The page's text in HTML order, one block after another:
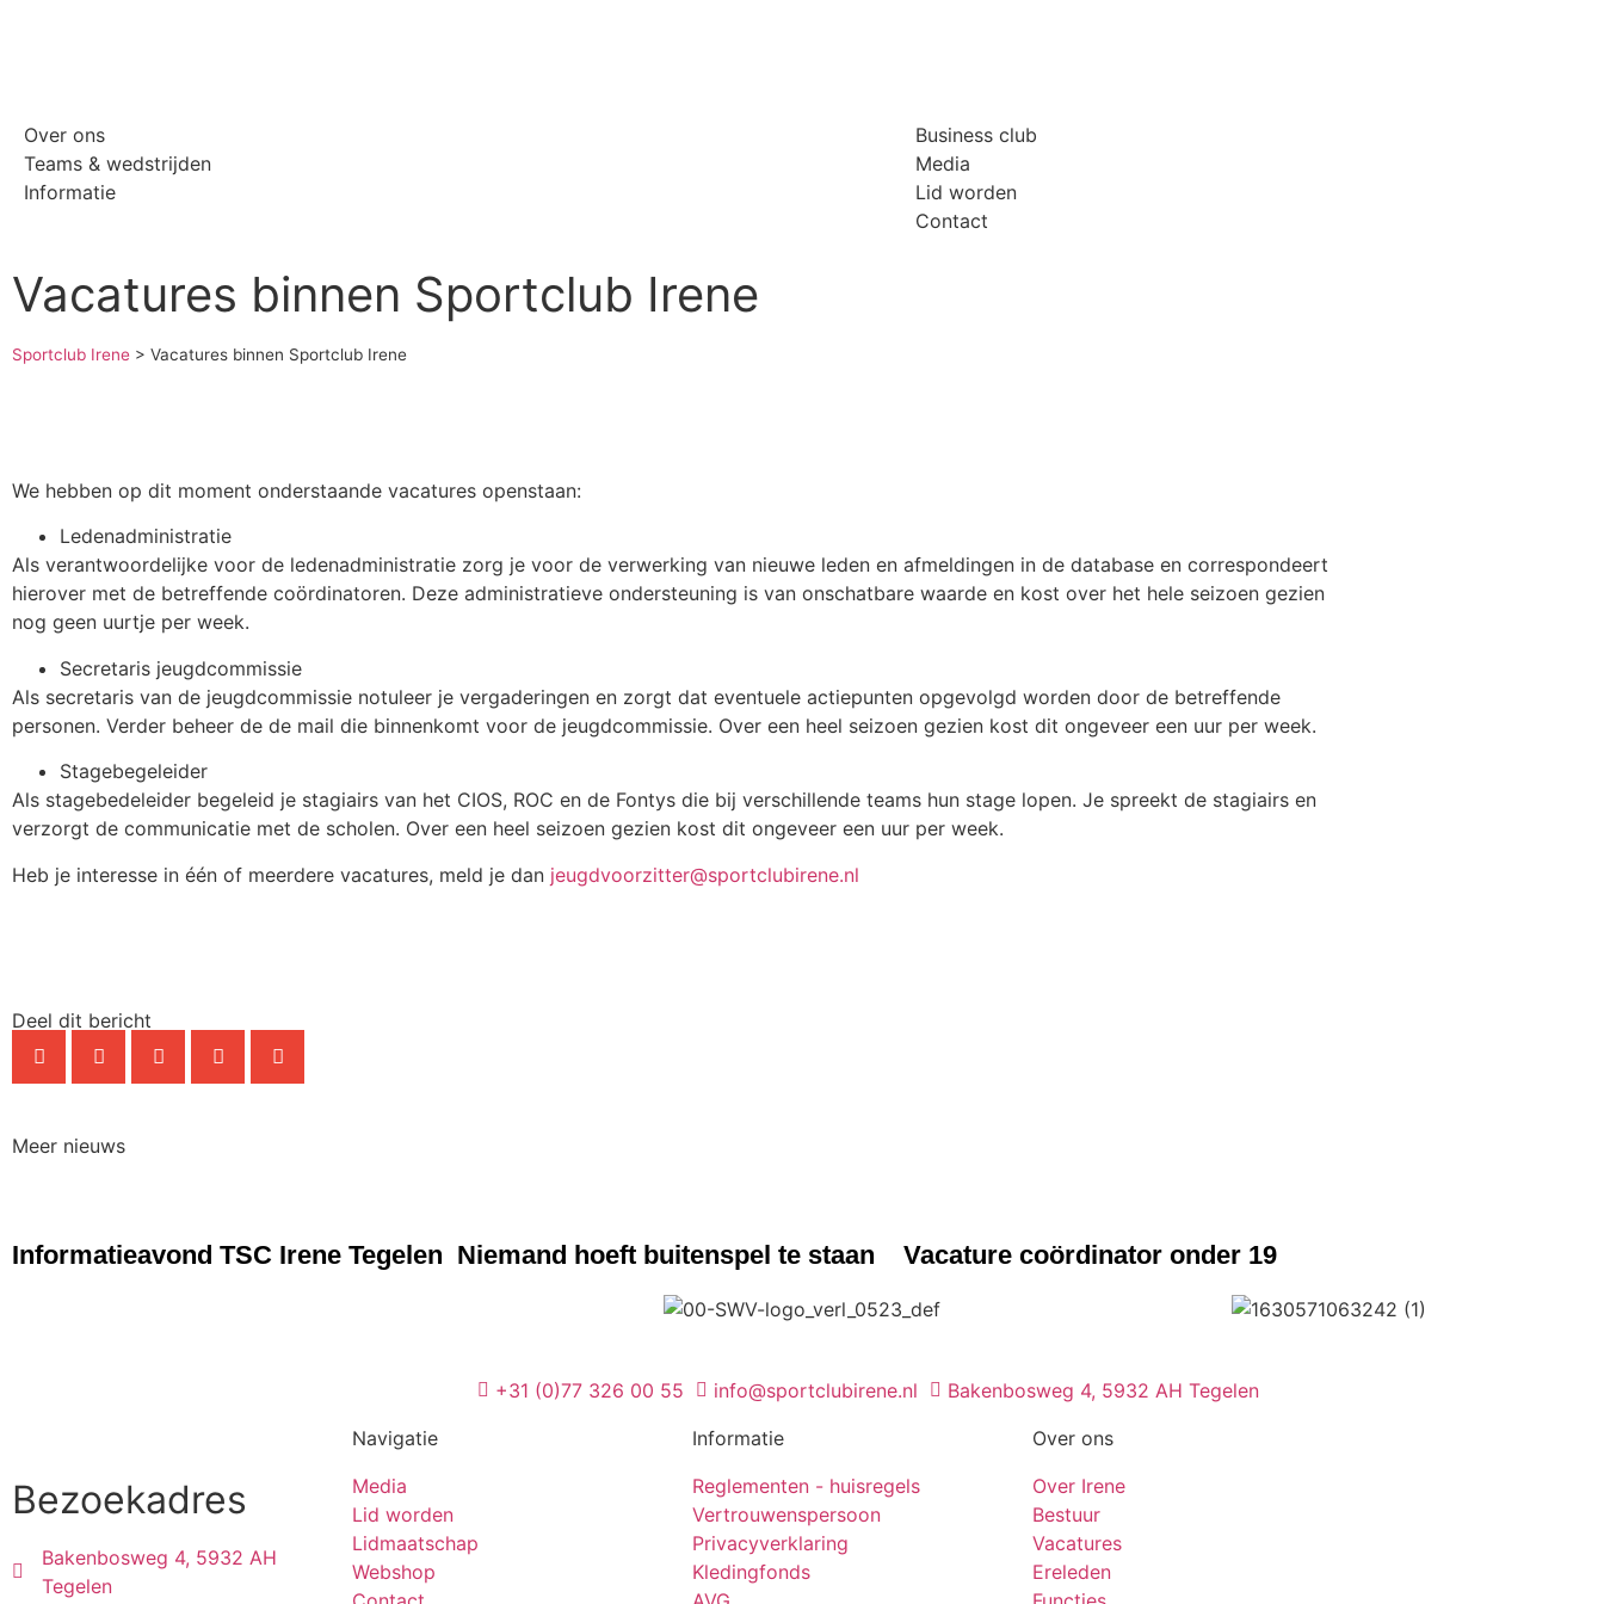
Over ons
Teams & wedstrijden
Informatie
Business club
Media
Lid worden
Contact
Vacatures binnen Sportclub Irene
Sportclub Irene > Vacatures binnen Sportclub Irene
We hebben op dit moment onderstaande vacatures openstaan:
Ledenadministratie
Als verantwoordelijke voor de ledenadministratie zorg je voor de verwerking van nieuwe leden en afmeldingen in de database en correspondeert
hierover met de betreffende coördinatoren. Deze administratieve ondersteuning is van onschatbare waarde en kost over het hele seizoen gezien
nog geen uurtje per week.
Secretaris jeugdcommissie
Als secretaris van de jeugdcommissie notuleer je vergaderingen en zorgt dat eventuele actiepunten opgevolgd worden door de betreffende
personen. Verder beheer de de mail die binnenkomt voor de jeugdcommissie. Over een heel seizoen gezien kost dit ongeveer een uur per week.
Stagebegeleider
Als stagebedeleider begeleid je stagiairs van het CIOS, ROC en de Fontys die bij verschillende teams hun stage lopen. Je spreekt de stagiairs en
verzorgt de communicatie met de scholen. Over een heel seizoen gezien kost dit ongeveer een uur per week.
Heb je interesse in één of meerdere vacatures, meld je dan jeugdvoorzitter@sportclubirene.nl
Deel dit bericht
Meer nieuws
Informatieavond TSC Irene Tegelen Niemand hoeft buitenspel te staan Vacature coördinator onder 19
+31 (0)77 326 00 55 info@sportclubirene.nl Bakenbosweg 4, 5932 AH Tegelen
Bezoekadres
Bakenbosweg 4, 5932 AH
Tegelen
Navigatie
Media
Lid worden
Lidmaatschap
Webshop
Informatie
Reglementen - huisregels
Vertrouwenspersoon
Privacyverklaring
Kledingfonds
Over ons
Over Irene
Bestuur
Vacatures
Ereleden